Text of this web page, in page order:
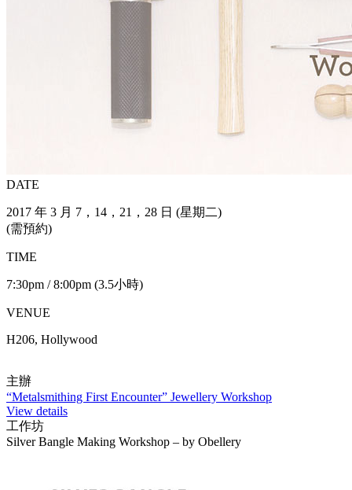
DATE
2017 年 3 月 7，14，21，28 日 (星期二)
(需預約)
TIME
7:30pm / 8:00pm (3.5小時)
VENUE
H206, Hollywood
主辦
“Metalsmithing First Encounter” Jewellery Workshop
View details
工作坊
Silver Bangle Making Workshop – by Obellery